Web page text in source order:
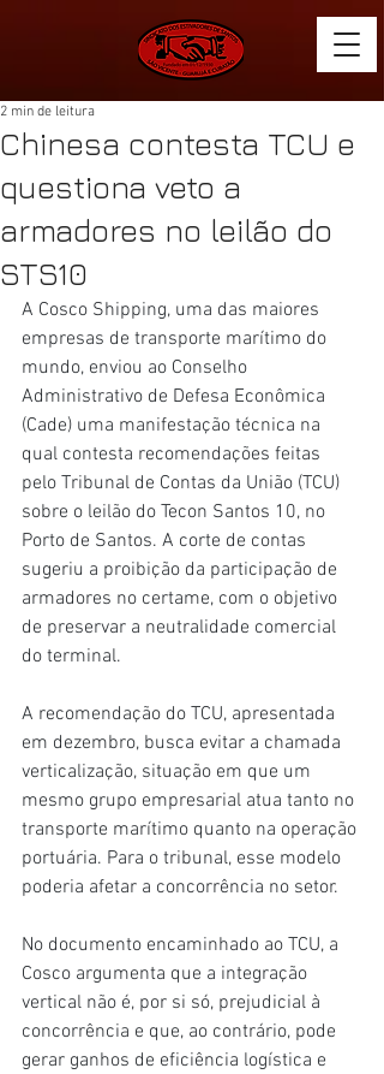
Chinesa contesta TCU e
questiona veto a
armadores no leilão do
STS10
2 min de leitura
A Cosco Shipping, uma das maiores
empresas de transporte marítimo do
mundo, enviou ao Conselho
Administrativo de Defesa Econômica
(Cade) uma manifestação técnica na
qual contesta recomendações feitas
pelo Tribunal de Contas da União (TCU)
sobre o leilão do Tecon Santos 10, no
Porto de Santos. A corte de contas
sugeriu a proibição da participação de
armadores no certame, com o objetivo
de preservar a neutralidade comercial
do terminal.
A recomendação do TCU, apresentada
em dezembro, busca evitar a chamada
verticalização, situação em que um
mesmo grupo empresarial atua tanto no
transporte marítimo quanto na operação
portuária. Para o tribunal, esse modelo
poderia afetar a concorrência no setor.
No documento encaminhado ao TCU, a
Cosco argumenta que a integração
vertical não é, por si só, prejudicial à
concorrência e que, ao contrário, pode
gerar ganhos de eficiência logística e